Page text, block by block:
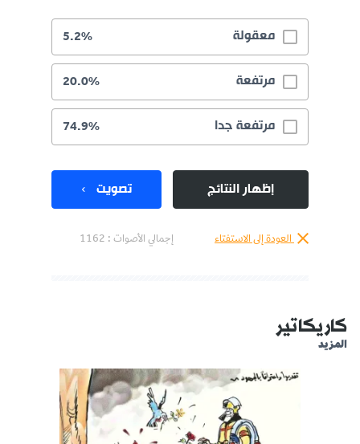
معقولة 5.2%
مرتفعة 20.0%
مرتفعة جدا 74.9%
إظهار النتائج تصويت
العودة إلى الاستفتاء إجمالي الأصوات : 1162
كاريكاتير
المزيد